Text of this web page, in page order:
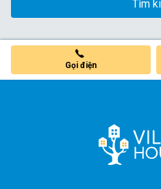
Tìm
Gọi điện